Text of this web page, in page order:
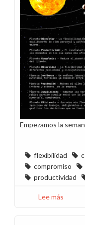
Empezamos la
flexibilidad
compromiso
productividad
Lee más